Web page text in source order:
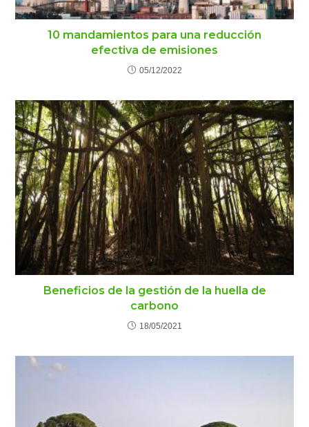
10 mandamientos para una reducción
efectiva de emisiones
05/12/2022
Beneficios de la gestión de la huella de
carbono
18/05/2021